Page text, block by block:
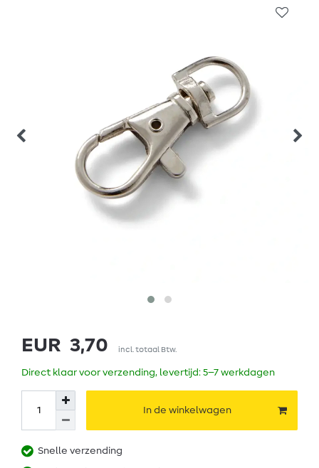
EUR 3,70 incl. totaal Btw.
Direct klaar voor verzending, levertijd: 5–7 werkdagen
In de winkelwagen
Snelle verzending